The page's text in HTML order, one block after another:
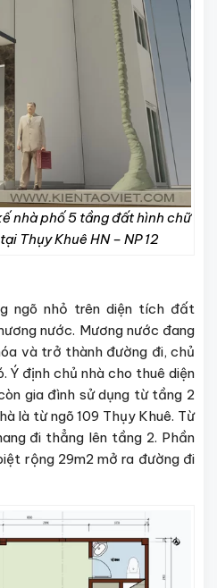
nhà phố 5 tầng đất hình chữ
Thụy Khuê HN – NP 12
ngõ nhỏ trên diện tích đất
nước. Mương nước đang
và trở thành đường đi, chủ
Ý định chủ nhà cho thuê diện
gia đình sử dụng từ tầng 2
là từ ngõ 109 Thụy Khuê. Từ
đi thẳng lên tầng 2. Phần
rộng 29m2 mở ra đường đi